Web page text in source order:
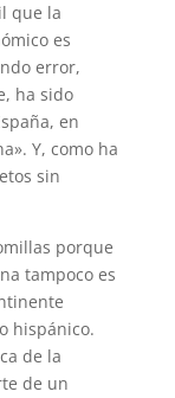
que la
es
error,
ha sido
en
Y, como ha
sin
porque
tampoco es
hispánico.
de la
de un